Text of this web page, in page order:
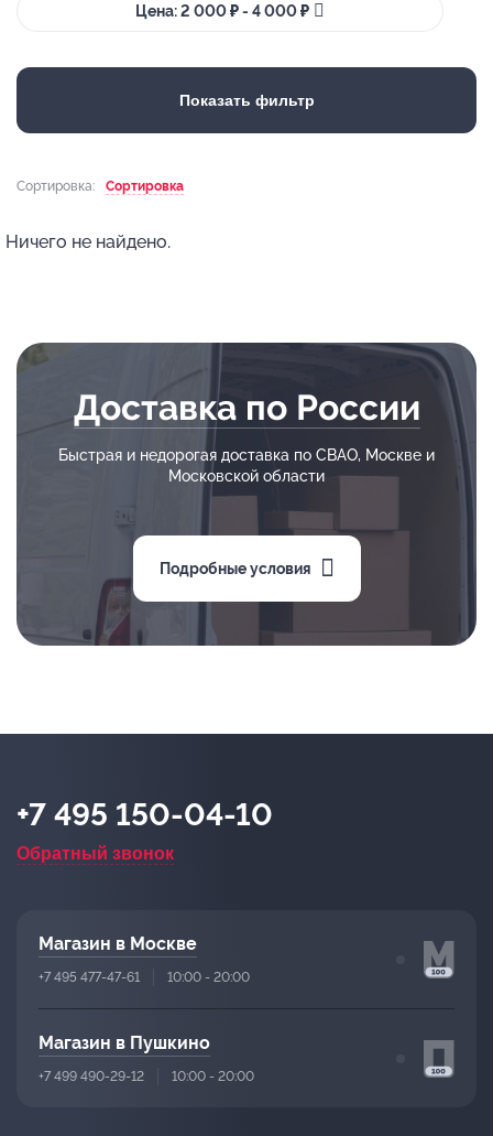
Цена: 2 000 ₽ - 4 000 ₽
Показать фильтр
Сортировка: Сортировка
Ничего не найдено.
Доставка по России
Быстрая и недорогая доставка по СВАО, Москве и
Московской области
Подробные условия
+7 495 150-04-10
Обратный звонок
Магазин в Москве
+7 495 477-47-61 10:00 - 20:00
Магазин в Пушкино
+7 499 490-29-12 10:00 - 20:00